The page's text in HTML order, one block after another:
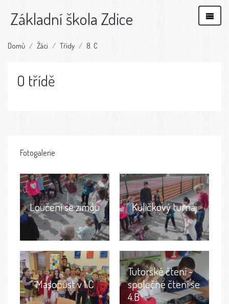
Základní škola Zdice
Domů Žáci Třídy 8. C
O třídě
Fotogalerie
Loučení se zimou Kuličkový turnaj
Masopust v 1.C
Tutorské čtení -
společné čtení se
4.B